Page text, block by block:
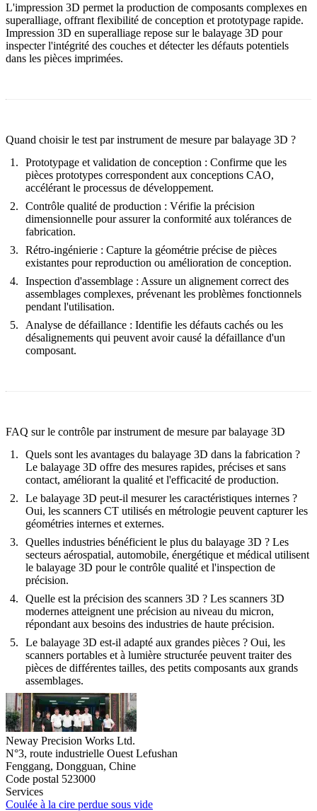
L'impression 3D permet la production de composants complexes en
superalliage, offrant flexibilité de conception et prototypage rapide.
Impression 3D en superalliage repose sur le balayage 3D pour
inspecter l'intégrité des couches et détecter les défauts potentiels
dans les pièces imprimées.
Quand choisir le test par instrument de mesure par balayage 3D ?
Prototypage et validation de conception : Confirme que les
pièces prototypes correspondent aux conceptions CAO,
accélérant le processus de développement.
Contrôle qualité de production : Vérifie la précision
dimensionnelle pour assurer la conformité aux tolérances de
fabrication.
Rétro-ingénierie : Capture la géométrie précise de pièces
existantes pour reproduction ou amélioration de conception.
Inspection d'assemblage : Assure un alignement correct des
assemblages complexes, prévenant les problèmes fonctionnels
pendant l'utilisation.
Analyse de défaillance : Identifie les défauts cachés ou les
désalignements qui peuvent avoir causé la défaillance d'un
composant.
FAQ sur le contrôle par instrument de mesure par balayage 3D
Quels sont les avantages du balayage 3D dans la fabrication ?
Le balayage 3D offre des mesures rapides, précises et sans
contact, améliorant la qualité et l'efficacité de production.
Le balayage 3D peut-il mesurer les caractéristiques internes ?
Oui, les scanners CT utilisés en métrologie peuvent capturer les
géométries internes et externes.
Quelles industries bénéficient le plus du balayage 3D ? Les
secteurs aérospatial, automobile, énergétique et médical utilisent
le balayage 3D pour le contrôle qualité et l'inspection de
précision.
Quelle est la précision des scanners 3D ? Les scanners 3D
modernes atteignent une précision au niveau du micron,
répondant aux besoins des industries de haute précision.
Le balayage 3D est-il adapté aux grandes pièces ? Oui, les
scanners portables et à lumière structurée peuvent traiter des
pièces de différentes tailles, des petits composants aux grands
assemblages.
Neway Precision Works Ltd.
N°3, route industrielle Ouest Lefushan
Fenggang, Dongguan, Chine
Code postal 523000
Services
Coulée à la cire perdue sous vide